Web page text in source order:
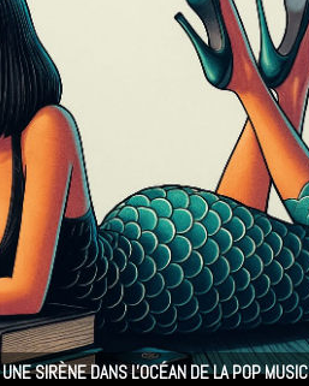
UNE SIRÈNE DANS L'OCÉAN DE LA POP MUSIC